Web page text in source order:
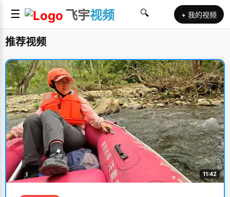
☰ 飞宇视频 🔍 + 我的视频
推荐视频
11:42